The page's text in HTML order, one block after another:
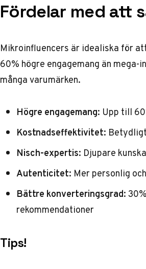
Fördelar med att
Mikroinfluencers är idealiska för
60% högre engagemang än
många varumärken.
Högre engagemang: Upp till
Kostnadseffektivitet:
Nisch-expertis: Djupare
Autenticitet: Mer personlig
Bättre konverteringsgrad:
rekommendationer
Tips!